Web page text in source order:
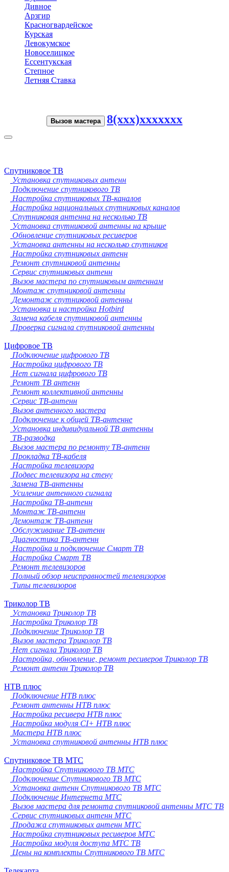
Дивное
Арзгир
Красногвардейское
Курская
Левокумское
Новоселицкое
Ессентукская
Степное
Летняя Ставка
Вызов мастера 8(xxx)xxxxxxx
Toggle
Спутниковое ТВ
Установка спутниковых антенн
Подключение спутникового ТВ
Настройка спутниковых ТВ-каналов
Настройка национальных спутниковых каналов
Спутниковая антенна на несколько ТВ
Установка спутниковой антенны на крыше
Обновление спутниковых ресиверов
Установка антенны на несколько спутников
Настройка спутниковых антенн
Ремонт спутниковой антенны
Сервис спутниковых антенн
Вызов мастера по спутниковым антеннам
Монтаж спутниковой антенны
Демонтаж спутниковой антенны
Установка и настройка Hotbird
Замена кабеля спутниковой антенны
Проверка сигнала спутниковой антенны
Цифровое ТВ
Подключение цифрового ТВ
Настройка цифрового ТВ
Нет сигнала цифрового ТВ
Ремонт ТВ антенн
Ремонт коллективной антенны
Сервис ТВ-антенн
Вызов антенного мастера
Подключение к общей ТВ-антенне
Установка индивидуальной ТВ антенны
ТВ-разводка
Вызов мастера по ремонту ТВ-антенн
Прокладка ТВ-кабеля
Настройка телевизора
Подвес телевизора на стену
Замена ТВ-антенны
Усиление антенного сигнала
Настройка ТВ-антенн
Монтаж ТВ-антенн
Демонтаж ТВ-антенн
Обслуживание ТВ-антенн
Диагностика ТВ-антенн
Настройка и подключение Смарт ТВ
Настройка Смарт ТВ
Ремонт телевизоров
Полный обзор неисправностей телевизоров
Типы телевизоров
Триколор ТВ
Установка Триколор ТВ
Настройка Триколор ТВ
Подключение Триколор ТВ
Вызов мастера Триколор ТВ
Нет сигнала Триколор ТВ
Настройка, обновление, ремонт ресиверов Триколор ТВ
Ремонт антенн Триколор ТВ
НТВ плюс
Подключение НТВ плюс
Ремонт антенны НТВ плюс
Настройка ресивера НТВ плюс
Настройка модуля CI+ НТВ плюс
Мастера НТВ плюс
Установка спутниковой антенны НТВ плюс
Спутниковое ТВ МТС
Настройка Спутникового ТВ МТС
Подключение Спутникового ТВ МТС
Установка антенн Спутникового ТВ МТС
Подключение Интернета МТС
Вызов мастера для ремонта спутниковой антенны МТС ТВ
Сервис спутниковых антенн МТС
Продажа спутниковых антенн МТС
Настройка спутниковых ресиверов МТС
Настройка модуля доступа МТС ТВ
Цены на комплекты Спутникового ТВ МТС